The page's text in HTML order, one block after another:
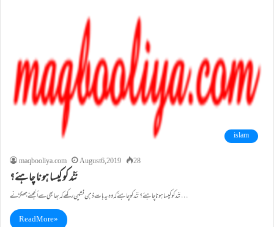
islam
maqbooliya.com
August 6, 2019 28
نَنْد کو کیسا ہونا چاہئے؟
نَنْد کو کیسا ہونا چاہئے؟ نَنْد کو چاہئے کہ وہ یہ بات ذہن نشین رکھے کہ بھابھی سے اُلجھنے جھگڑنے…
Read More »